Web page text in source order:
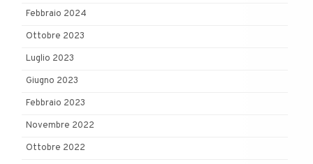
Febbraio 2024
Ottobre 2023
Luglio 2023
Giugno 2023
Febbraio 2023
Novembre 2022
Ottobre 2022